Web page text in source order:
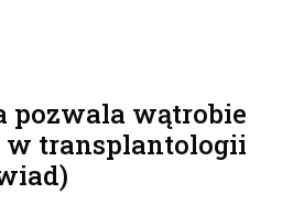
pozwala wątrobie
w transplantologii